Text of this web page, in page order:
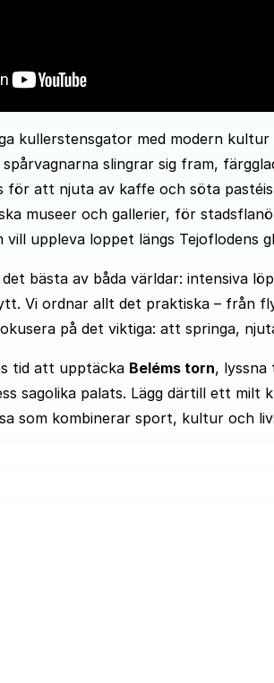
kullerstensgator med modern
slingrar sig fram,
för att njuta av kaffe och söta
museer och gallerier, för
uppleva loppet längs Tejoflodens
bästa av båda världar: intensiva
Vi ordnar allt det praktiska – från
på det viktiga: att springa,
tid att upptäcka Beléms torn, lyssna
sagolika palats. Lägg därtill ett milt
som kombinerar sport, kultur och